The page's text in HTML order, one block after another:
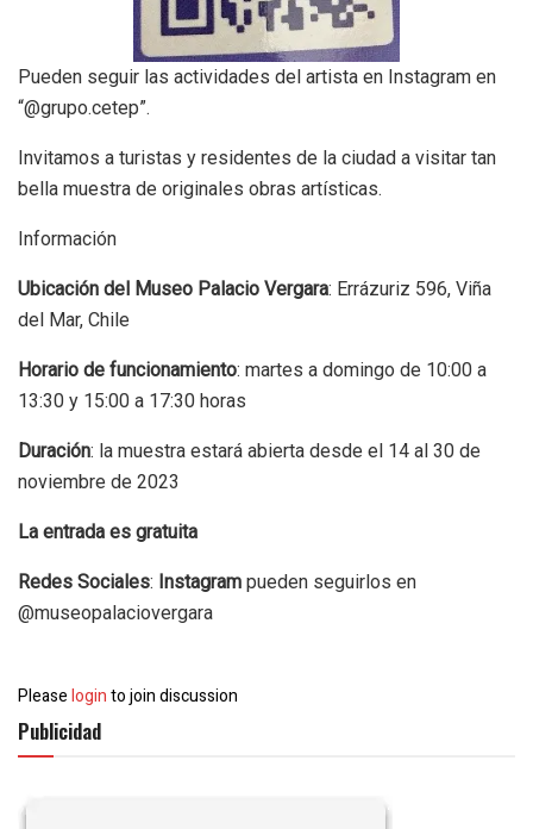
Pueden seguir las actividades del artista en Instagram en
“@grupo.cetep”.
Invitamos a turistas y residentes de la ciudad a visitar tan
bella muestra de originales obras artísticas.
Información
Ubicación del Museo Palacio Vergara: Errázuriz 596, Viña
del Mar, Chile
Horario de funcionamiento: martes a domingo de 10:00 a
13:30 y 15:00 a 17:30 horas
Duración: la muestra estará abierta desde el 14 al 30 de
noviembre de 2023
La entrada es gratuita
Redes Sociales: Instagram pueden seguirlos en
@museopalaciovergara
Pleaseloginto join discussion
Publicidad